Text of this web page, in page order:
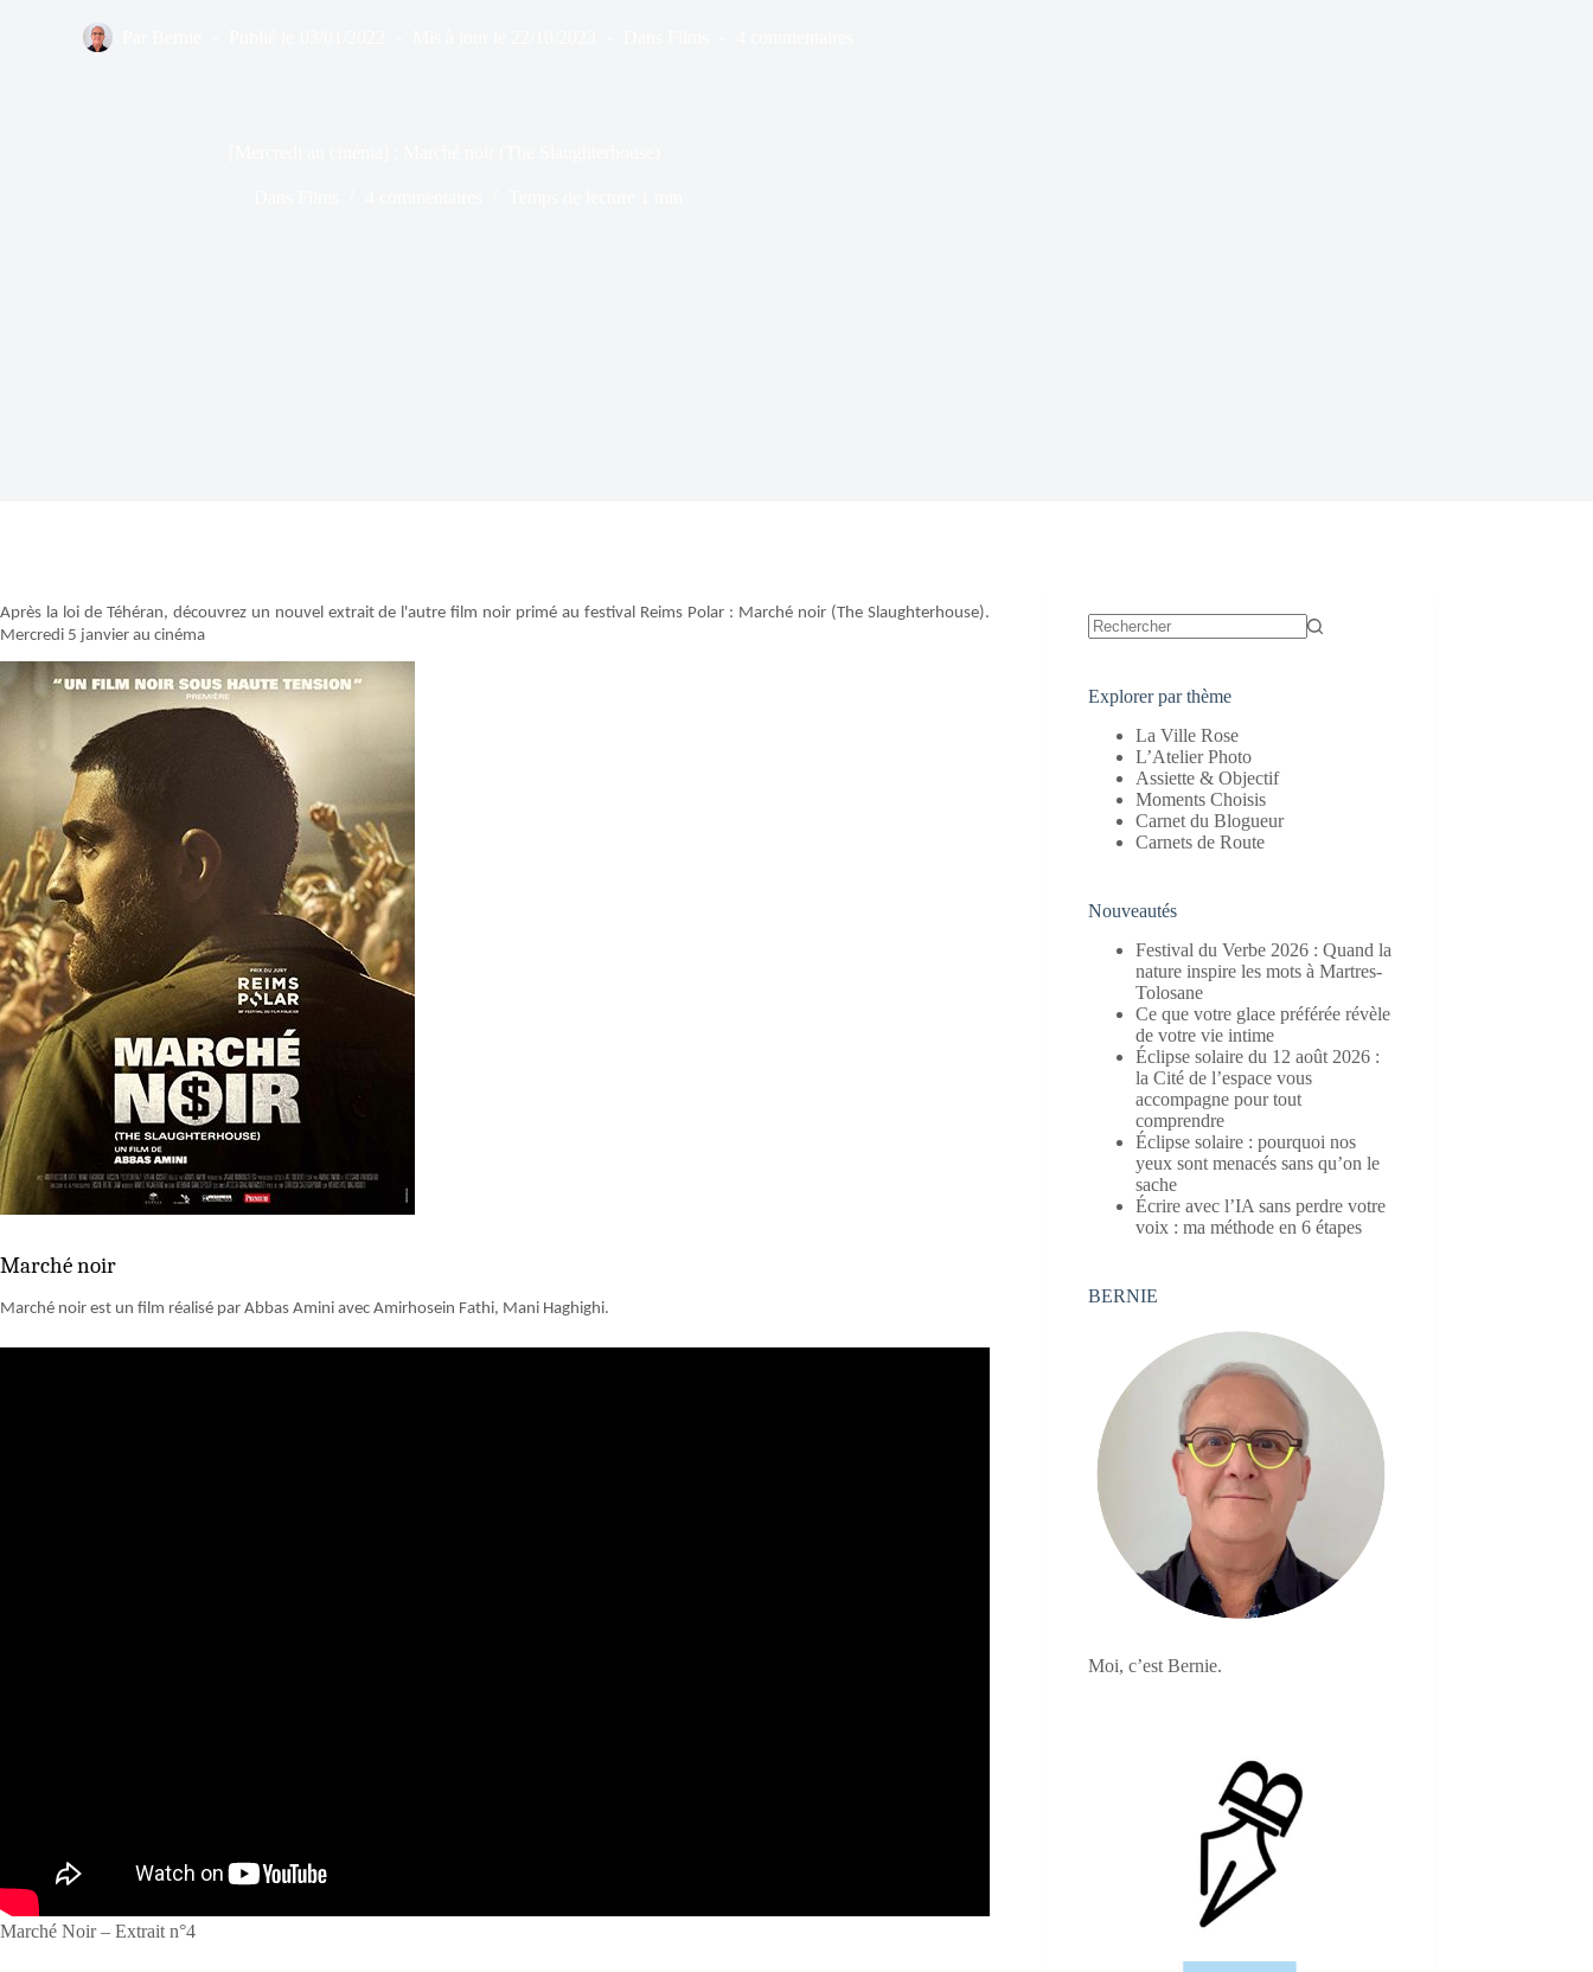
Après la loi de Téhéran, découvrez un nouvel extrait de l'autre film noir primé au festival Reims Polar : Marché noir (The Slaughterhouse).
Mercredi 5 janvier au cinéma
Marché noir
Marché noir est un film réalisé par Abbas Amini avec Amirhosein Fathi, Mani Haghighi.
Marché Noir – Extrait n°4
Explorer par thème
La Ville Rose
L’Atelier Photo
Assiette & Objectif
Moments Choisis
Carnet du Blogueur
Carnets de Route
Nouveautés
Festival du Verbe 2026 : Quand la
nature inspire les mots à Martres-
Tolosane
Ce que votre glace préférée révèle
de votre vie intime
Éclipse solaire du 12 août 2026 :
la Cité de l’espace vous
accompagne pour tout
comprendre
Éclipse solaire : pourquoi nos
yeux sont menacés sans qu’on le
sache
Écrire avec l’IA sans perdre votre
voix : ma méthode en 6 étapes
BERNIE
Moi, c’est Bernie.